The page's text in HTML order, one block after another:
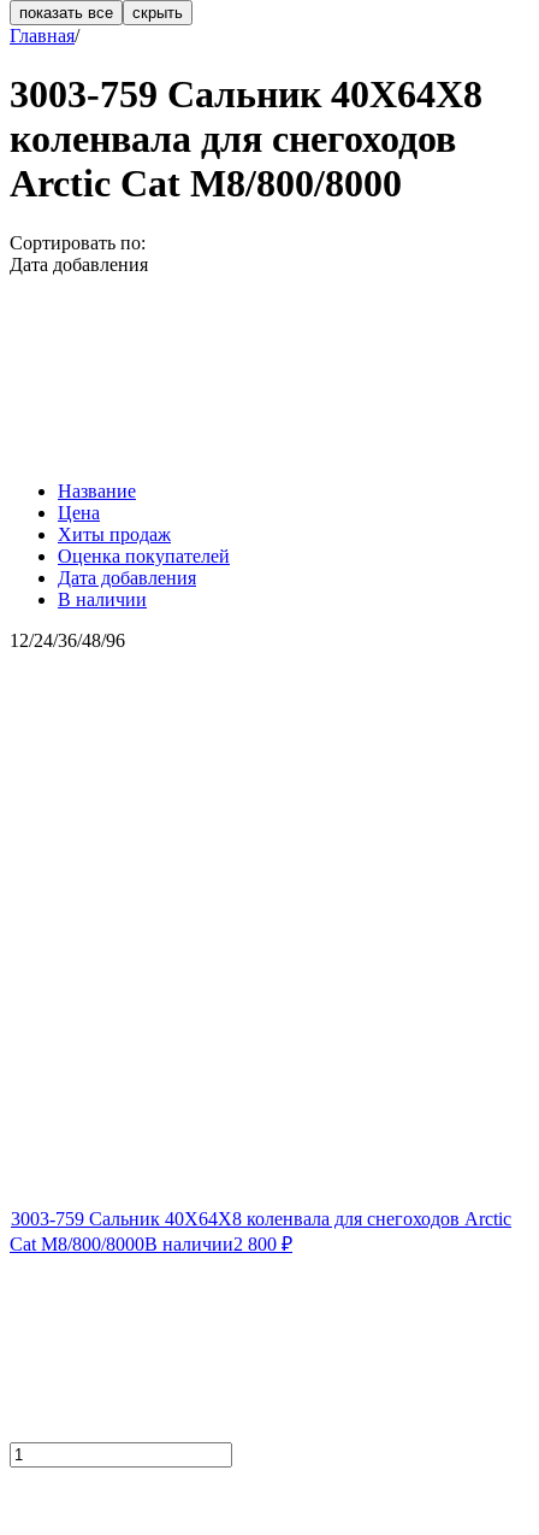
показать все скрыть
Главная/
3003-759 Сальник 40X64X8
коленвала для снегоходов
Arctic Cat M8/800/8000
Сортировать по:
Дата добавления
Название
Цена
Хиты продаж
Оценка покупателей
Дата добавления
В наличии
12/24/36/48/96
3003-759 Сальник 40X64X8 коленвала для снегоходов Arctic
Cat M8/800/8000В наличии2 800 ₽